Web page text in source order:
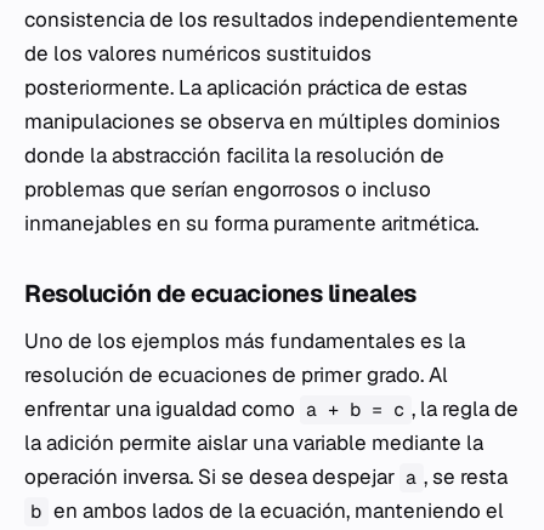
consistencia de los resultados independientemente
de los valores numéricos sustituidos
posteriormente. La aplicación práctica de estas
manipulaciones se observa en múltiples dominios
donde la abstracción facilita la resolución de
problemas que serían engorrosos o incluso
inmanejables en su forma puramente aritmética.
Resolución de ecuaciones lineales
Uno de los ejemplos más fundamentales es la
resolución de ecuaciones de primer grado. Al
enfrentar una igualdad como a + b = c , la regla de
la adición permite aislar una variable mediante la
operación inversa. Si se desea despejar a , se resta
b en ambos lados de la ecuación, manteniendo el